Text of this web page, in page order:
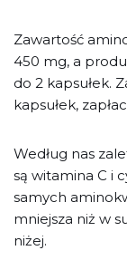
Zawartość
450 mg, a
do 2 kapsułek.
kapsułek,
Według nas
są witamina C i
samych
mniejsza niż w
niżej.